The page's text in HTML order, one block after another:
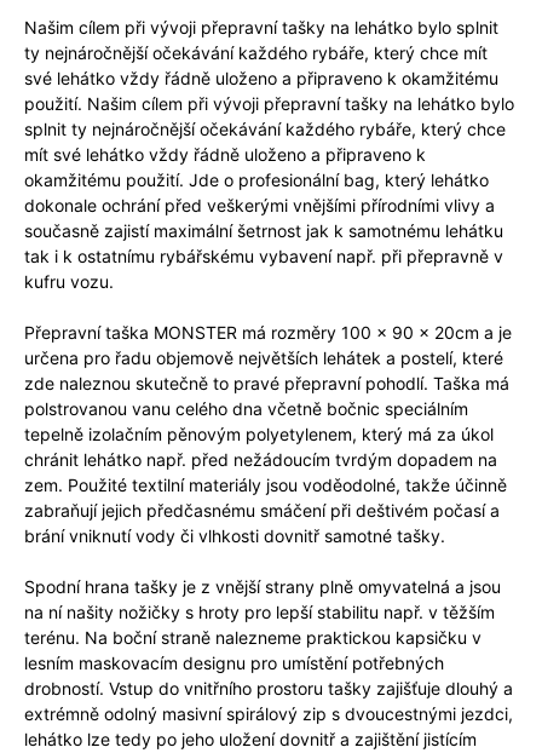
Našim cílem při vývoji přepravní tašky na lehátko bylo splnit
ty nejnáročnější očekávání každého rybáře, který chce mít
své lehátko vždy řádně uloženo a připraveno k okamžitému
použití. Našim cílem při vývoji přepravní tašky na lehátko bylo
splnit ty nejnáročnější očekávání každého rybáře, který chce
mít své lehátko vždy řádně uloženo a připraveno k
okamžitému použití. Jde o profesionální bag, který lehátko
dokonale ochrání před veškerými vnějšími přírodními vlivy a
současně zajistí maximální šetrnost jak k samotnému lehátku
tak i k ostatnímu rybářskému vybavení např. při přepravně v
kufru vozu.
Přepravní taška MONSTER má rozměry 100 x 90 x 20cm a je
určena pro řadu objemově největších lehátek a postelí, které
zde naleznou skutečně to pravé přepravní pohodlí. Taška má
polstrovanou vanu celého dna včetně bočnic speciálním
tepelně izolačním pěnovým polyetylenem, který má za úkol
chránit lehátko např. před nežádoucím tvrdým dopadem na
zem. Použité textilní materiály jsou voděodolné, takže účinně
zabraňují jejich předčasnému smáčení při deštivém počasí a
brání vniknutí vody či vlhkosti dovnitř samotné tašky.
Spodní hrana tašky je z vnější strany plně omyvatelná a jsou
na ní našity nožičky s hroty pro lepší stabilitu např. v těžším
terénu. Na boční straně nalezneme praktickou kapsičku v
lesním maskovacím designu pro umístění potřebných
drobností. Vstup do vnitřního prostoru tašky zajišťuje dlouhý a
extrémně odolný masivní spirálový zip s dvoucestnými jezdci,
lehátko lze tedy po jeho uložení dovnitř a zajištění jistícím